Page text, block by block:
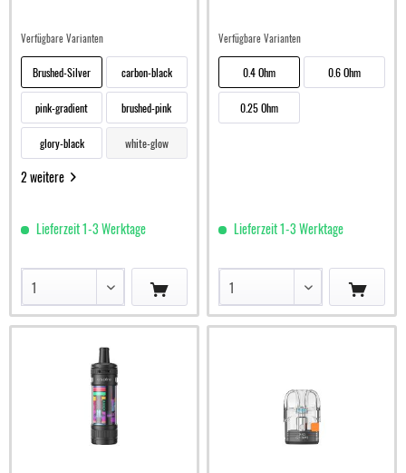
Verfügbare Varianten
Brushed-Silver carbon-black
pink-gradient brushed-pink
glory-black white-glow
2 weitere
Lieferzeit 1-3 Werktage
Verfügbare Varianten
0.4 Ohm 0.6 Ohm
0.25 Ohm
Lieferzeit 1-3 Werktage